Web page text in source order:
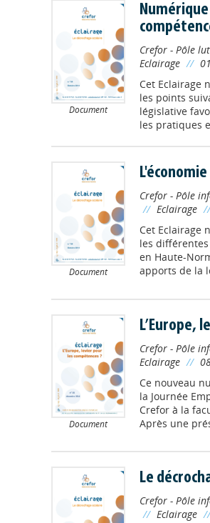
Document
Crefor - Pôle
Eclairage //
Cet Eclairage
les points
législative
les pratiques
Document
Crefor - Pôle
// Eclairage
Cet Eclairage
les
en Haute-
apports de la
Document
L’Europe,
Crefor - Pôle
Eclairage //
Ce nouveau
la Journée
Crefor à la
Après une
Le
Crefor - Pôle
// Eclairage